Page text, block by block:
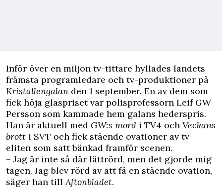
Inför över en miljon tv-tittare hyllades landets
främsta programledare och tv-produktioner på
Kristallengalan den 1 september. En av dem som
fick höja glaspriset var polisprofessorn Leif GW
Persson som kammade hem galans hederspris.
Han är aktuell med GW:s mord i TV4 och Veckans
brott i SVT och fick stående ovationer av tv-
eliten som satt bänkad framför scenen.
– Jag är inte så där lättrörd, men det gjorde mig
tagen. Jag blev rörd av att få en stående ovation,
säger han tillAftonbladet.